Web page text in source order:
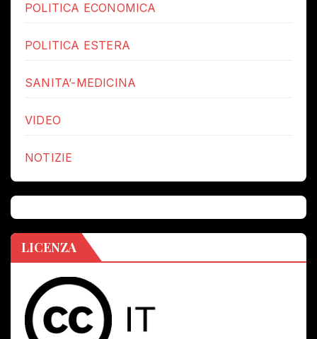
POLITICA ECONOMICA
POLITICA ESTERA
SANITA’-MEDICINA
VIDEO
NOTIZIE
LICENZA